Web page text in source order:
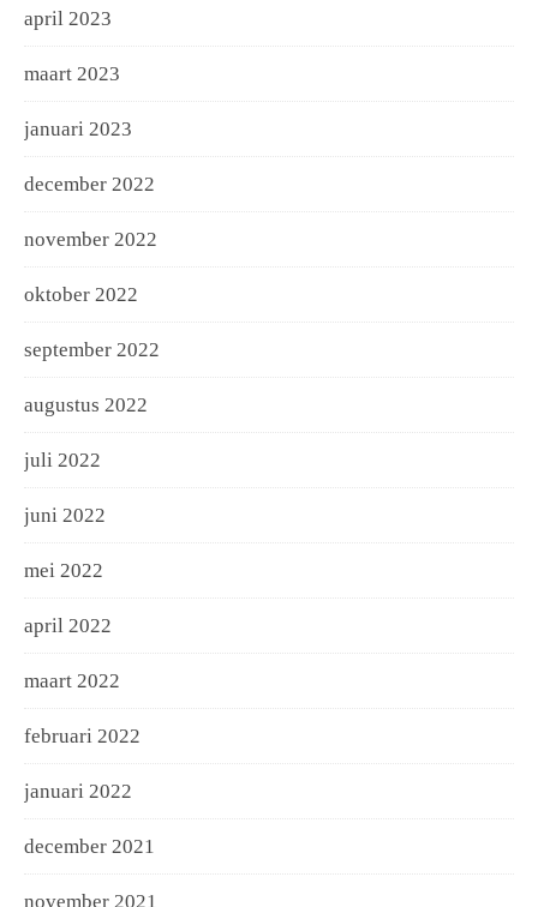
april 2023
maart 2023
januari 2023
december 2022
november 2022
oktober 2022
september 2022
augustus 2022
juli 2022
juni 2022
mei 2022
april 2022
maart 2022
februari 2022
januari 2022
december 2021
november 2021